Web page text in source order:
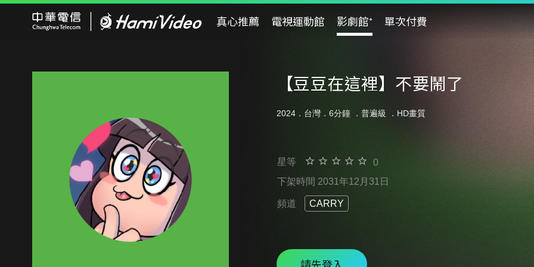
真心推薦 電視運動館 影劇館⁺ 單次付費
【豆豆在這裡】不要鬧了
2024．台灣．6分鐘 ． 普遍級 ．HD畫質
星等
0
下架時間 2031年12月31日
頻道 CARRY